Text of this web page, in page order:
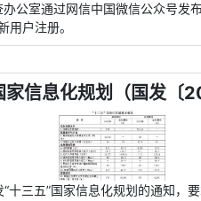
公室通过网信中国微信公众号发布
用户注册。
家信息化规划（国发〔
十三五”国家信息化规划的通知，